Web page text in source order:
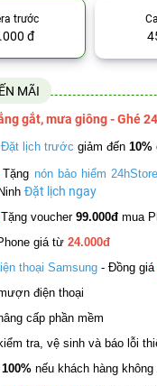
trước
đ
MÃI
gắt, mưa giông - Ghé
Đặt lịch trước giảm đến 10%
Tặng nón bảo hiểm 24hStore
Đặt lịch ngay
Tặng voucher 99.000đ mua
giá từ 24.000đ
thoại Samsung - Đồng giá
điện thoại
cấp phần mềm
kiểm tra, vệ sinh và báo lỗi
nếu khách hàng không